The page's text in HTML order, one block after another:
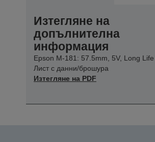
Изтегляне на
допълнителна
информация
Epson M-181: 57.5mm, 5V, Long
Лист с данни/брошура
Изтегляне на PDF